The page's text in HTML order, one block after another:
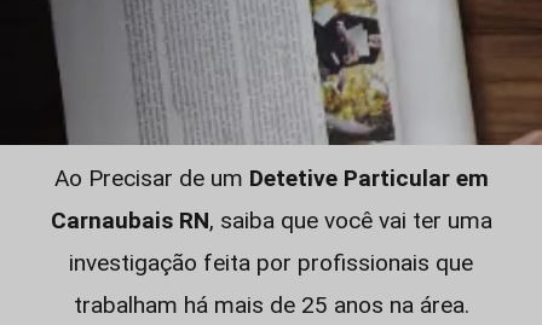
Ao Precisar de um Detetive Particular em
Carnaubais RN, saiba que você vai ter uma
investigação feita por profissionais que
trabalham há mais de 25 anos na área.